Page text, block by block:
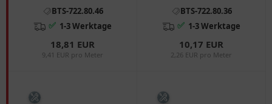
BTS-722.80.46
✅ 1-3 Werktage
18,81 EUR
9,41 EUR pro Meter
Haken für Motorräder
BTS-722.80.36
✅ 1-3 Werktage
10,17 EUR
2,26 EUR pro Meter